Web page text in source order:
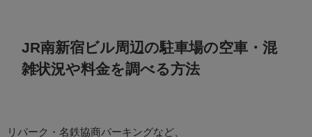
JR南新宿ビル周辺の駐車場の空車・混
雑状況や料金を調べる方法
リパーク・名鉄協商パーキングなど、